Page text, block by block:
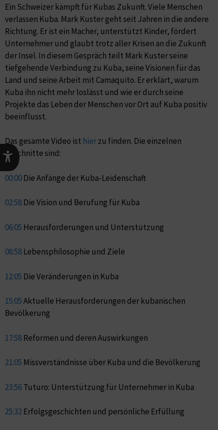
Ein Schweizer kämpft für Kubas Zukunft. Viele Menschen
verlassen Kuba. Mark Kuster geht seit Jahren in die andere
Richtung. Er ist ein Macher, unterstützt Kinder, fördert
Unternehmer und glaubt trotz aller Krisen an die Zukunft
der Insel. In diesem Gespräch teilt Mark Kuster seine
tiefgehende Verbindung zu Kuba, seine Visionen für das
Land und seine Arbeit mit Camaquito. Er erklärt, warum
Kuba ihn nicht mehr loslässt und wie er durch seine
Projekte das Leben der Menschen vor Ort auf Kuba positiv
beeinflusst.
Das gesamte Video ist hierzu finden. Die einzelnen
Abschnitte sind:
00:00 Die Anfänge der Kuba-Leidenschaft
02:58 Die Vision und Berufung für Kuba
06:05 Herausforderungen und Unterstützung
08:58 Lebensphilosophie und Ziele
12:05 Die Veränderungen in Kuba
15:05Aktuelle Herausforderungen der kubanischen
Bevölkerung
17:58 Reformen und deren Auswirkungen
21:05 Missverständnisse über Kuba und die Bevölkerung
23:56Tuturo: Unterstützung für Unternehmer in Kuba
25:32 Erfolgsgeschichten und persönliche Erfüllung